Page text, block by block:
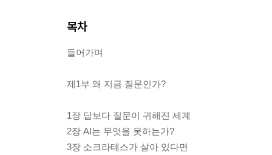
목차
들어가며
제1부 왜 지금 질문인가?
1장 답보다 질문이 귀해진 세계
2장 AI는 무엇을 못하는가?
3장 소크라테스가 살아 있다면